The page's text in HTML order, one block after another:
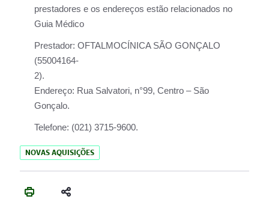
prestadores e os endereços estão relacionados no
Guia Médico
Prestador: OFTALMOCÍNICA SÃO GONÇALO
(55004164-
2).
Endereço: Rua Salvatori, n°99, Centro – São
Gonçalo.
Telefone: (021) 3715-9600.
NOVAS AQUISIÇÕES